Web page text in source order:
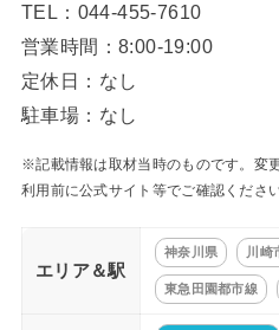
TEL：044-455-7610
営業時間：8:00-19:00
定休日：なし
駐車場：なし
※記載情報は取材当時のものです。変
利用前に公式サイト等でご確認ください
エリア＆駅
神奈川県 川
東急田園都市線